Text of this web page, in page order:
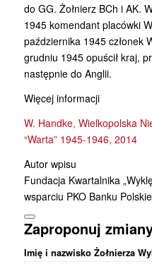
do GG. Żołnierz BCh i AK.
1945 komendant placówki
października 1945 członek
grudniu 1945 opuścił kraj,
następnie do Anglii.
Więcej informacji
W. Handke, Wielkopolska
“Warta” 1945-1946, 2014
Autor wpisu
Fundacja Kwartalnika
wsparciu PKO Banku
Zaproponuj
Imię i nazwisko Żołnierza